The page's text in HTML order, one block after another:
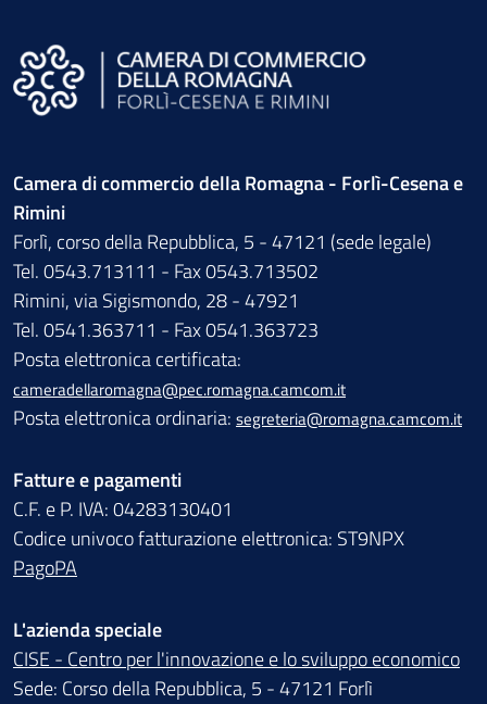
Camera di commercio della Romagna - Forlì-Cesena e
Rimini
Forlì, corso della Repubblica, 5 - 47121 (sede legale)
Tel. 0543.713111 - Fax 0543.713502
Rimini, via Sigismondo, 28 - 47921
Tel. 0541.363711 - Fax 0541.363723
Posta elettronica certificata:
cameradellaromagna@pec.romagna.camcom.it
Posta elettronica ordinaria: segreteria@romagna.camcom.it
Fatture e pagamenti
C.F. e P. IVA: 04283130401
Codice univoco fatturazione elettronica: ST9NPX
PagoPA
L'azienda speciale
CISE - Centro per l'innovazione e lo sviluppo economico
Sede: Corso della Repubblica, 5 - 47121 Forlì